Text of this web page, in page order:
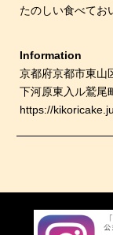
たのしい食べてお
Information
京都府京都市東山
下河原東入ル鷲尾
https://